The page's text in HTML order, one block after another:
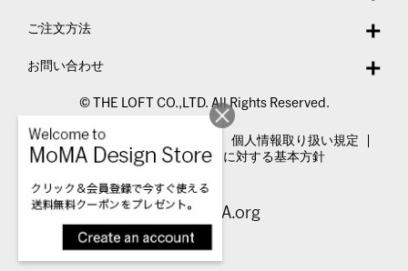
ご注文方法
お問い合わせ
© THE LOFT CO.,LTD. All Rights Reserved.
特定商取引法表示
個人情報取り扱い規定
カスタマーハラスメントに対する基本方針
Visit MoMA.org